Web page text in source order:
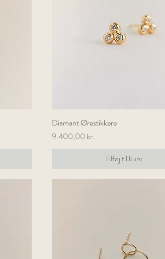
Hurtigvisning
Diamant Ørestikkere
Pris
9.400,00 kr.
Tilføj til kurv